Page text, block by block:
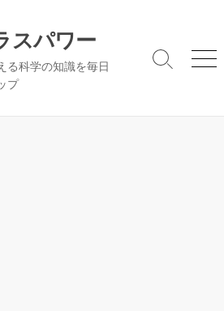
スパワー
る科学の知識を毎日
プ
検
メ